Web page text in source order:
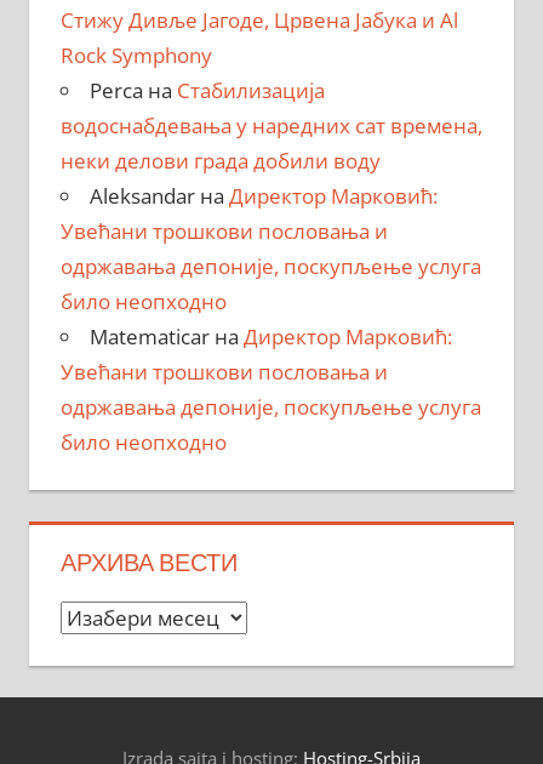
Стижу Дивље Јагоде, Црвена Јабука и Al
Rock Symphony
Perca на Стабилизација
водоснабдевања у наредних сат времена,
неки делови града добили воду
Aleksandarна Директор Марковић:
Увећани трошкови пословања и
одржавања депоније, поскупљење услуга
било неопходно
Matematicarна Директор Марковић:
Увећани трошкови пословања и
одржавања депоније, поскупљење услуга
било неопходно
АРХИВА ВЕСТИ
Архива
Izrada sajta i hosting: Hosting-Srbija